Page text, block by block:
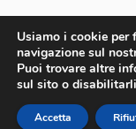
iMagazine · contatti e staff ·
iMagazine è un marchio di
Usiamo i cookie
navigazione sul
Puoi trovare altre
sul sito o
Accetta